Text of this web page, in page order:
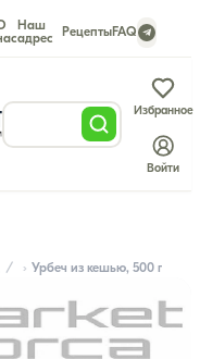
Наш
адрес
РецептыFAQ
Избранное
Войти
Урбеч из кешью, 500 г